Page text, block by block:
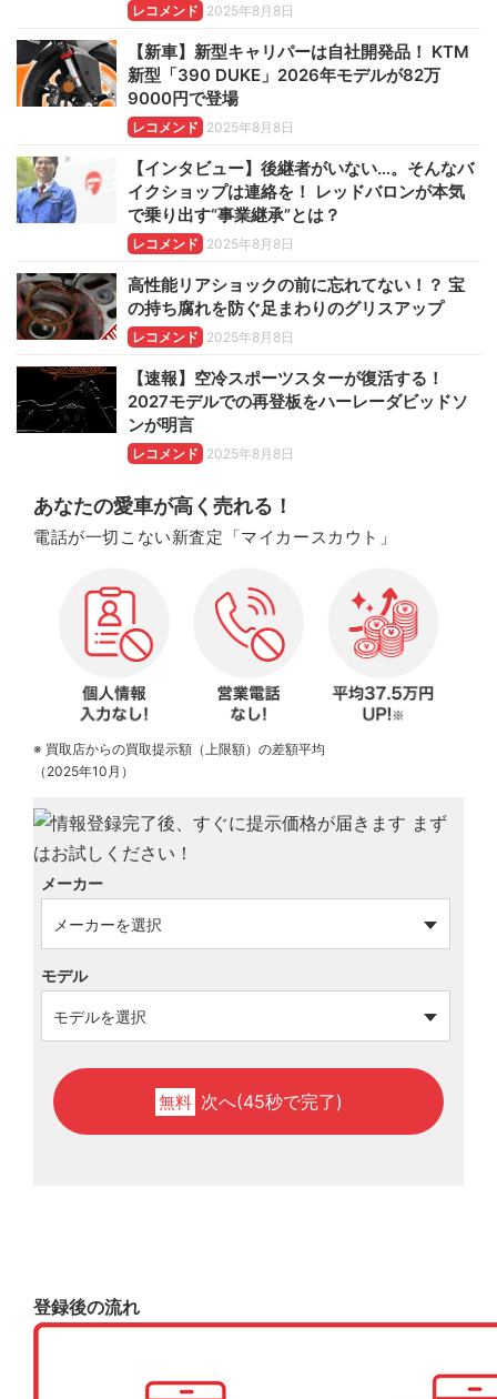
レコメンド 2025年8月8日
【新車】新型キャリパーは自社開発品！ KTM
新型「390 DUKE」2026年モデルが82万
9000円で登場
レコメンド 2025年8月8日
【インタビュー】後継者がいない…。そんなバ
イクショップは連絡を！ レッドバロンが本気
で乗り出す“事業継承”とは？
レコメンド 2025年8月8日
高性能リアショックの前に忘れてない！？ 宝
の持ち腐れを防ぐ足まわりのグリスアップ
レコメンド 2025年8月8日
【速報】空冷スポーツスターが復活する！
2027モデルでの再登板をハーレーダビッドソ
ンが明言
レコメンド 2025年8月8日
あなたの愛車が高く売れる！
電話が一切こない新査定「マイカースカウト」
※ 買取店からの買取提示額（上限額）の差額平均
（2025年10月）
メーカー
モデル
無料 次へ(45秒で完了)
登録後の流れ